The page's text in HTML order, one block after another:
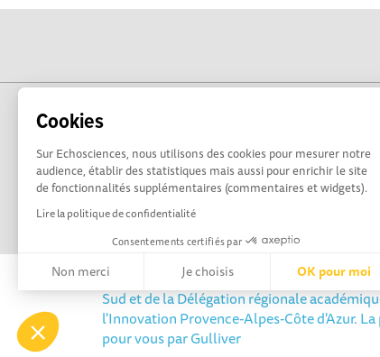
Cookies
Sur Echosciences, nous utilisons des cookies pour mesurer notre
audience, établir des statistiques mais aussi pour enrichir le site
de fonctionnalités supplémentaires (commentaires et widgets).
Lire la politique de confidentialité
Consentements certifiés par
Non merci Je choisis OK pour moi
Axeptio consent
Plateforme de Gestion du Consentement : Personnalisez
Notre plateforme vous permet d'adapter et de gérer vos
Echosciences Sud Provence-Alpes-Côte
Sud et de la Délégation régionale
l'Innovation Provence-Alpes-Côte d'Azur.
pour vous parGulliver